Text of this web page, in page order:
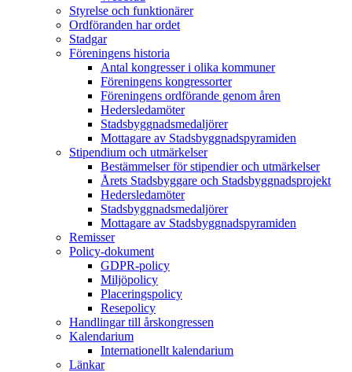
Styrelse och funktionärer
Ordföranden har ordet
Stadgar
Föreningens historia
Antal kongresser i olika kommuner
Föreningens kongressorter
Föreningens ordförande genom åren
Hedersledamöter
Stadsbyggnadsmedaljörer
Mottagare av Stadsbyggnadspyramiden
Stipendium och utmärkelser
Bestämmelser för stipendier och utmärkelser
Årets Stadsbyggare och Stadsbyggnadsprojekt
Hedersledamöter
Stadsbyggnadsmedaljörer
Mottagare av Stadsbyggnadspyramiden
Remisser
Policy-dokument
GDPR-policy
Miljöpolicy
Placeringspolicy
Resepolicy
Handlingar till årskongressen
Kalendarium
Internationellt kalendarium
Länkar